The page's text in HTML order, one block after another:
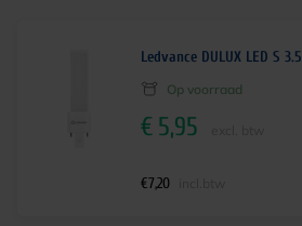
Ledvance DULUX LED S
Op voorraad
€ 5,95
€7,20